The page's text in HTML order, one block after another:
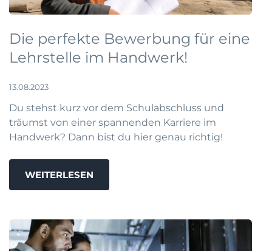
Die perfekte Bewerbung für eine
Lehrstelle im Handwerk!
13.08.2023
Du stehst kurz vor dem Schulabschluss und
träumst von einer spannenden Karriere im
Handwerk? Dann bist du hier genau richtig!
WEITERLESEN